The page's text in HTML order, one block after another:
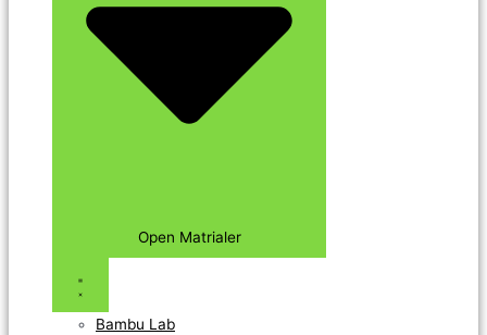
Open Matrialer
Bambu Lab